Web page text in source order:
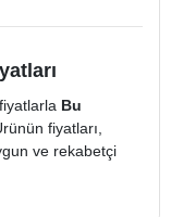
Bu
fiyatları,
ve rekabetçi